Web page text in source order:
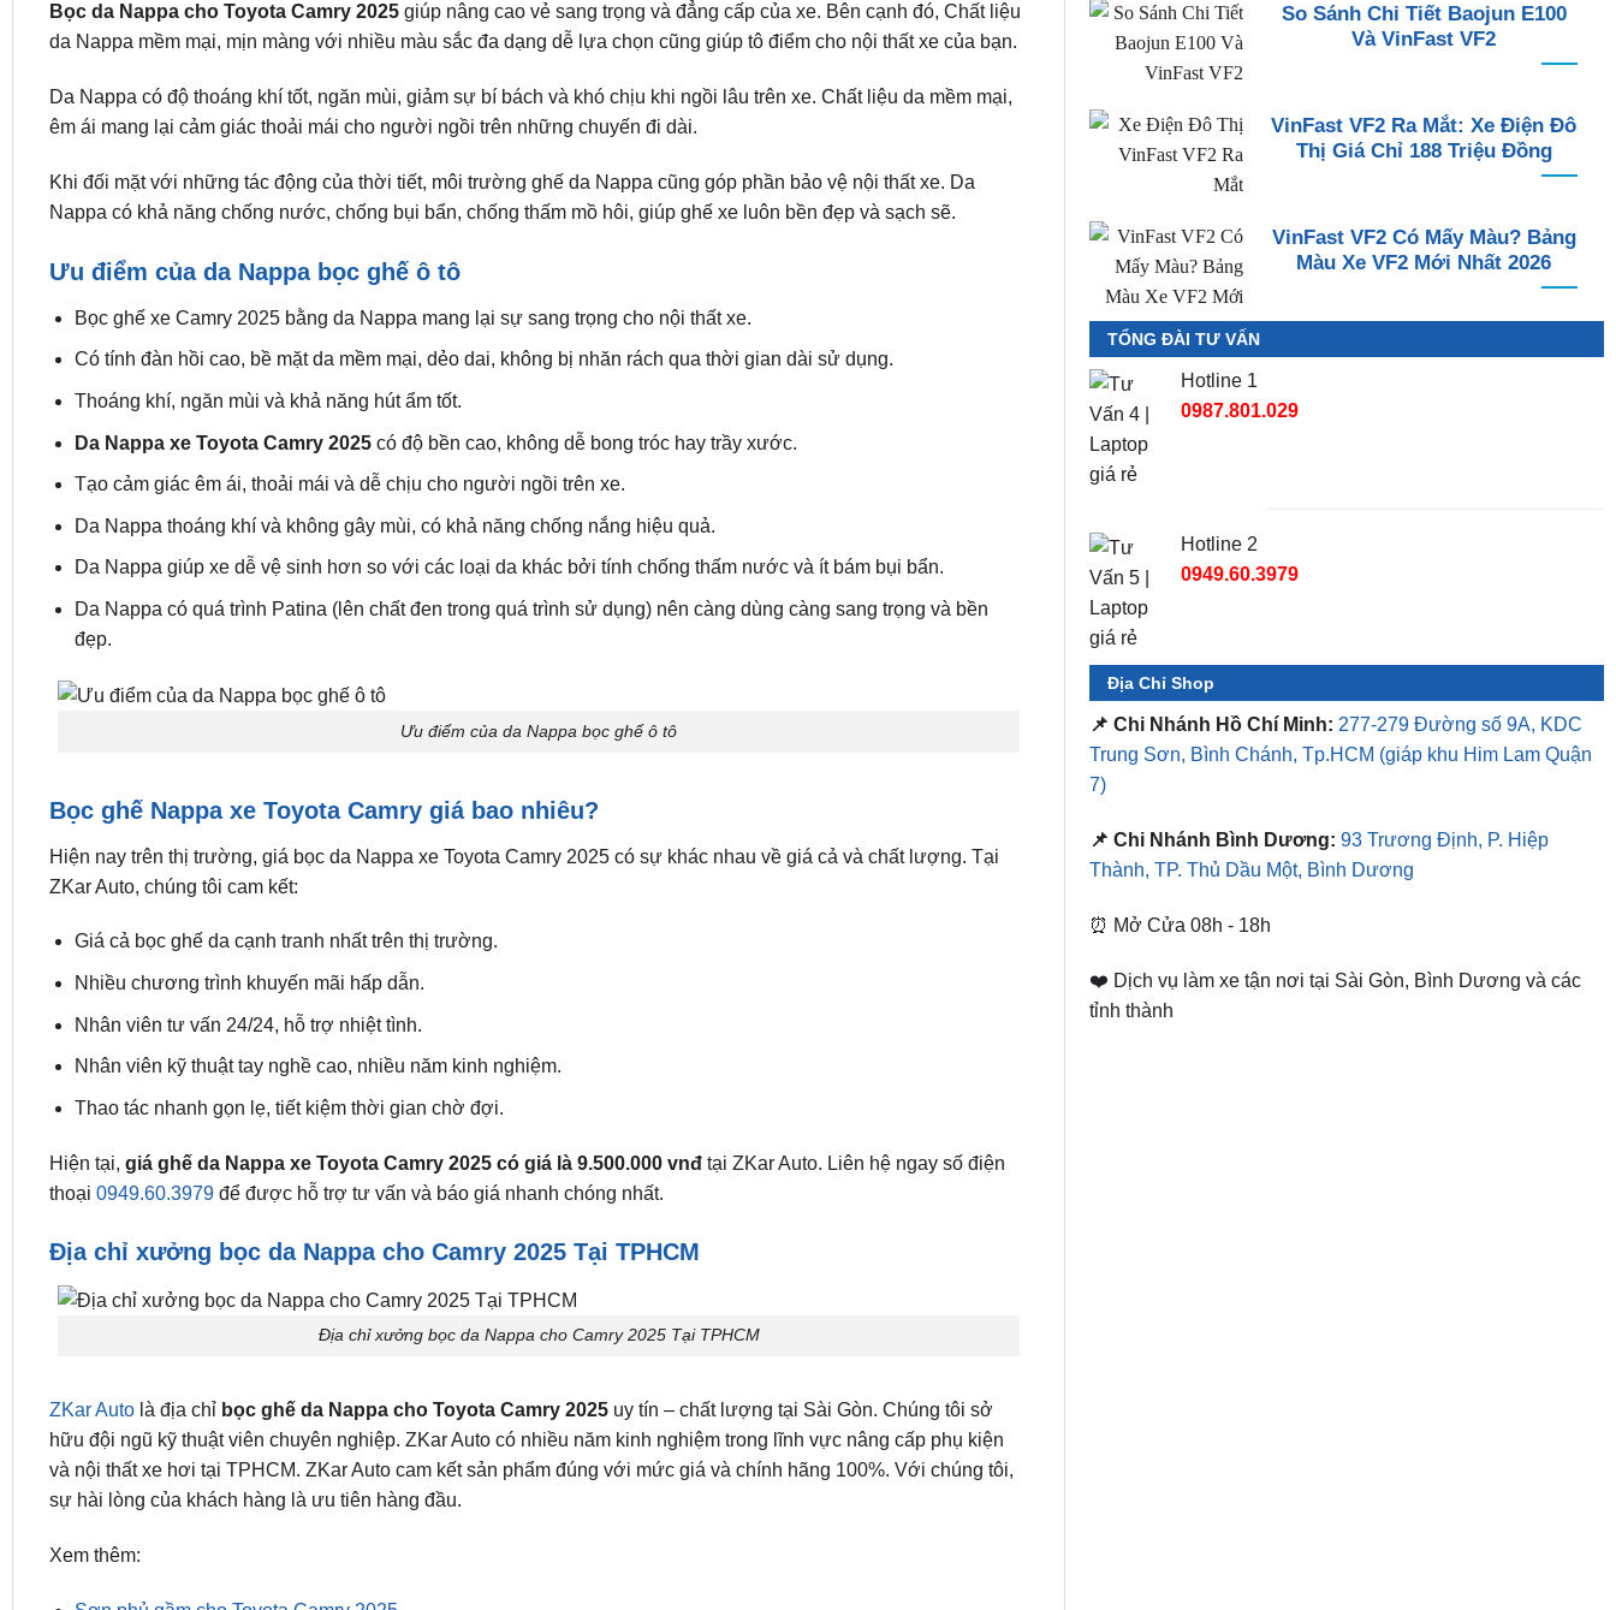
Bọc da Nappa cho Toyota Camry 2025giúp nâng cao vẻ sang trọng và đẳng cấp của xe. Bên cạnh đó, Chất liệu
da Nappa mềm mại, mịn màng với nhiều màu sắc đa dạng dễ lựa chọn cũng giúp tô điểm cho nội thất xe của bạn.
Da Nappa có độ thoáng khí tốt, ngăn mùi, giảm sự bí bách và khó chịu khi ngồi lâu trên xe. Chất liệu da mềm mại,
êm ái mang lại cảm giác thoải mái cho người ngồi trên những chuyến đi dài.
Khi đối mặt với những tác động của thời tiết, môi trường ghế da Nappa cũng góp phần bảo vệ nội thất xe. Da
Nappa có khả năng chống nước, chống bụi bẩn, chống thấm mồ hôi, giúp ghế xe luôn bền đẹp và sạch sẽ.
Ưu điểm của da Nappa bọc ghế ô tô
Bọc ghế xe Camry 2025 bằng da Nappa mang lại sự sang trọng cho nội thất xe.
Có tính đàn hồi cao, bề mặt da mềm mại, dẻo dai, không bị nhăn rách qua thời gian dài sử dụng.
Thoáng khí, ngăn mùi và khả năng hút ẩm tốt.
Da Nappa xe Toyota Camry 2025có độ bền cao, không dễ bong tróc hay trầy xước.
Tạo cảm giác êm ái, thoải mái và dễ chịu cho người ngồi trên xe.
Da Nappa thoáng khí và không gây mùi, có khả năng chống nắng hiệu quả.
Da Nappa giúp xe dễ vệ sinh hơn so với các loại da khác bởi tính chống thấm nước và ít bám bụi bẩn.
Da Nappa có quá trình Patina (lên chất đen trong quá trình sử dụng) nên càng dùng càng sang trọng và bền
đẹp.
Ưu điểm của da Nappa bọc ghế ô tô
Bọc ghế Nappa xe Toyota Camry giá bao nhiêu?
Hiện nay trên thị trường, giá bọc da Nappa xe Toyota Camry 2025 có sự khác nhau về giá cả và chất lượng. Tại
ZKar Auto, chúng tôi cam kết:
Giá cả bọc ghế da cạnh tranh nhất trên thị trường.
Nhiều chương trình khuyến mãi hấp dẫn.
Nhân viên tư vấn 24/24, hỗ trợ nhiệt tình.
Nhân viên kỹ thuật tay nghề cao, nhiều năm kinh nghiệm.
Thao tác nhanh gọn lẹ, tiết kiệm thời gian chờ đợi.
Hiện tại, giá ghế da Nappa xe Toyota Camry 2025 có giá là 9.500.000 vnđtại ZKar Auto. Liên hệ ngay số điện
thoại 0949.60.3979để được hỗ trợ tư vấn và báo giá nhanh chóng nhất.
Địa chỉ xưởng bọc da Nappa cho Camry 2025 Tại TPHCM
Địa chỉ xưởng bọc da Nappa cho Camry 2025 Tại TPHCM
ZKar Autolà địa chỉ bọc ghế da Nappa cho Toyota Camry 2025uy tín – chất lượng tại Sài Gòn. Chúng tôi sở
hữu đội ngũ kỹ thuật viên chuyên nghiệp. ZKar Auto có nhiều năm kinh nghiệm trong lĩnh vực nâng cấp phụ kiện
và nội thất xe hơi tại TPHCM. ZKar Auto cam kết sản phẩm đúng với mức giá và chính hãng 100%. Với chúng tôi,
sự hài lòng của khách hàng là ưu tiên hàng đầu.
Xem thêm:
So Sánh Chi Tiết Baojun E100
Và VinFast VF2
VinFast VF2 Ra Mắt: Xe Điện Đô
Thị Giá Chỉ 188 Triệu Đồng
VinFast VF2 Có Mấy Màu? Bảng
Màu Xe VF2 Mới Nhất 2026
TỔNG ĐÀI TƯ VẤN
Hotline 1
0987.801.029
Hotline 2
0949.60.3979
Địa Chỉ Shop
📌 Chi Nhánh Hồ Chí Minh: 277-279 Đường số 9A, KDC
Trung Sơn, Bình Chánh, Tp.HCM (giáp khu Him Lam Quận
7)
📌 Chi Nhánh Bình Dương: 93 Trương Định, P. Hiệp
Thành, TP. Thủ Dầu Một, Bình Dương
⏰ Mở Cửa 08h - 18h
❤️ Dịch vụ làm xe tận nơi tại Sài Gòn, Bình Dương và các
tỉnh thành